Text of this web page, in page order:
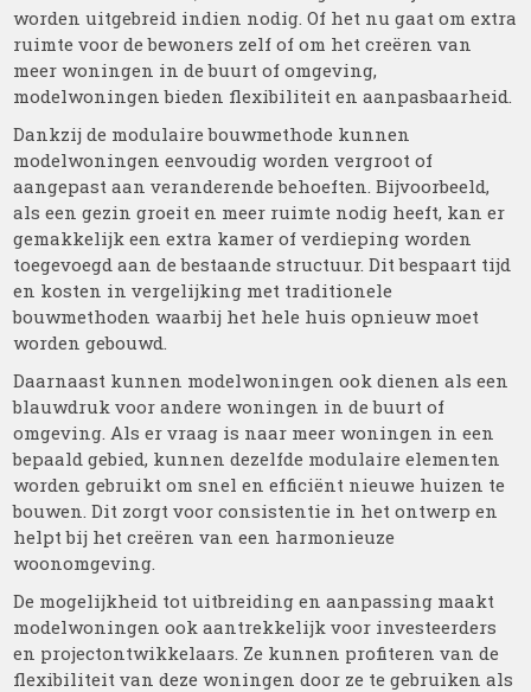
worden uitgebreid indien nodig. Of het nu gaat om extra
ruimte voor de bewoners zelf of om het creëren van
meer woningen in de buurt of omgeving,
modelwoningen bieden flexibiliteit en aanpasbaarheid.
Dankzij de modulaire bouwmethode kunnen
modelwoningen eenvoudig worden vergroot of
aangepast aan veranderende behoeften. Bijvoorbeeld,
als een gezin groeit en meer ruimte nodig heeft, kan er
gemakkelijk een extra kamer of verdieping worden
toegevoegd aan de bestaande structuur. Dit bespaart tijd
en kosten in vergelijking met traditionele
bouwmethoden waarbij het hele huis opnieuw moet
worden gebouwd.
Daarnaast kunnen modelwoningen ook dienen als een
blauwdruk voor andere woningen in de buurt of
omgeving. Als er vraag is naar meer woningen in een
bepaald gebied, kunnen dezelfde modulaire elementen
worden gebruikt om snel en efficiënt nieuwe huizen te
bouwen. Dit zorgt voor consistentie in het ontwerp en
helpt bij het creëren van een harmonieuze
woonomgeving.
De mogelijkheid tot uitbreiding en aanpassing maakt
modelwoningen ook aantrekkelijk voor investeerders
en projectontwikkelaars. Ze kunnen profiteren van de
flexibiliteit van deze woningen door ze te gebruiken als